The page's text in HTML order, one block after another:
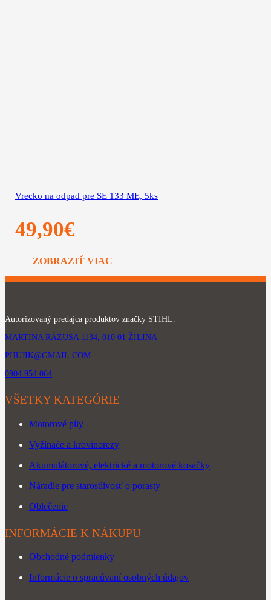
Vrecko na odpad pre SE 133 ME, 5ks
49,90€
ZOBRAZIŤ VIAC
Autorizovaný predajca produktov značky STIHL.
MARTINA RÁZUSA 1134, 010 01 ŽILINA
PHUJIK@GMAIL.COM
0904 954 064
VŠETKY KATEGÓRIE
Motorové píly
Vyžínače a krovinorezy
Akumulátorové, elektrické a motorové kosačky
Náradie pre starostlivosť o porasty
Oblečenie
INFORMÁCIE K NÁKUPU
Obchodné podmienky
Informácie o spracúvaní osobných údajov